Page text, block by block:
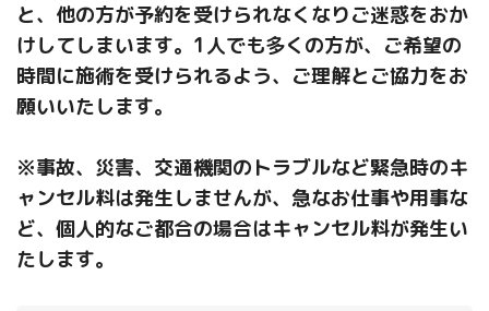
と、他の方が予約を受けられなくなりご迷惑をおか
けしてしまいます。1人でも多くの方が、ご希望の
時間に施術を受けられるよう、ご理解とご協力をお
願いいたします。
※事故、災害、交通機関のトラブルなど緊急時のキ
ャンセル料は発生しませんが、急なお仕事や用事な
ど、個人的なご都合の場合はキャンセル料が発生い
たします。